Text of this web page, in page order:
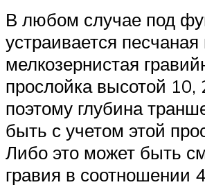
В любом случае под
устраивается песчаная
мелкозернистая
прослойка высотой 10,
поэтому глубина
быть с учетом этой
Либо это может быть
гравия в соотношении